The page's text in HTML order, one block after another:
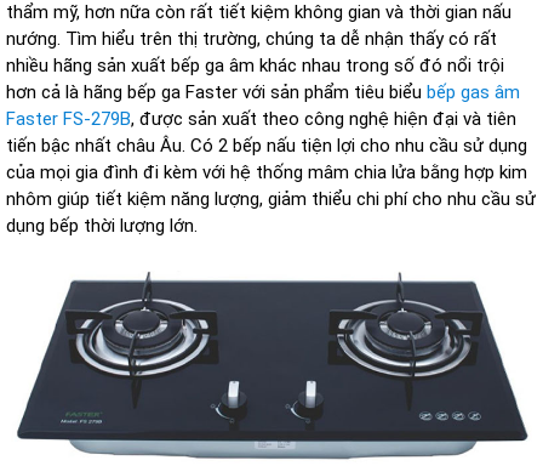
thẩm mỹ, hơn nữa còn rất tiết kiệm không gian và thời gian nấu
nướng. Tìm hiểu trên thị trường, chúng ta dễ nhận thấy có rất
nhiều hãng sản xuất bếp ga âm khác nhau trong số đó nổi trội
hơn cả là hãng bếp ga Faster với sản phẩm tiêu biểu bếp gas âm
Faster FS-279B, được sản xuất theo công nghệ hiện đại và tiên
tiến bậc nhất châu Âu. Có 2 bếp nấu tiện lợi cho nhu cầu sử dụng
của mọi gia đình đi kèm với hệ thống mâm chia lửa bằng hợp kim
nhôm giúp tiết kiệm năng lượng, giảm thiểu chi phí cho nhu cầu sử
dụng bếp thời lượng lớn.